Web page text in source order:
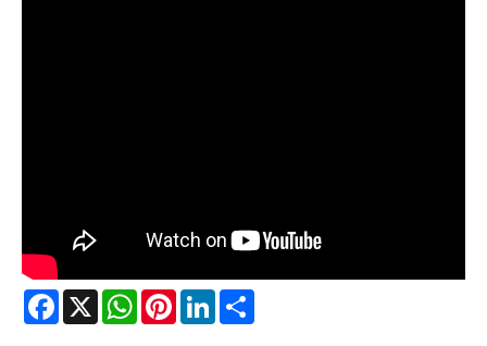
Facebook
X WhatsApp
PinterestLinkedIn